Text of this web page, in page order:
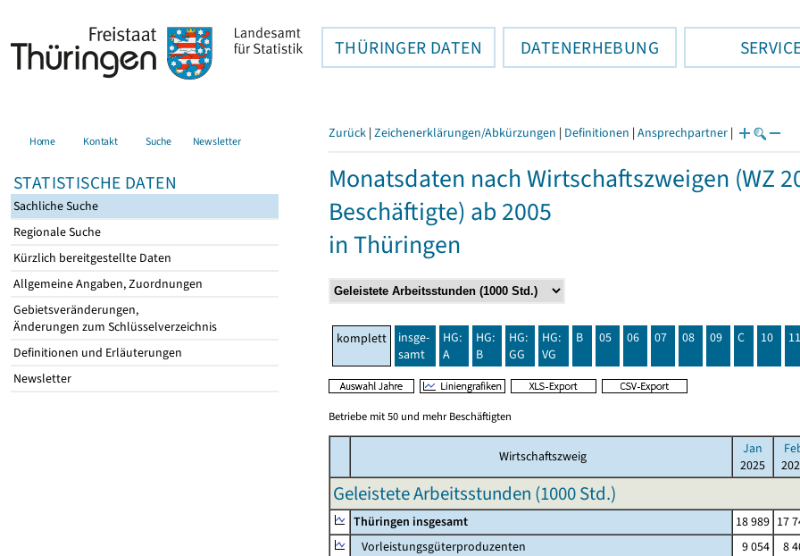
THÜRINGER DATEN DATENERHEBUNG
Home Kontakt Suche Newsletter
STATISTISCHE DATEN
Sachliche Suche
Regionale Suche
Kürzlich bereitgestellte Daten
Allgemeine Angaben, Zuordnungen
Gebietsveränderungen,
Änderungen zum Schlüsselverzeichnis
Definitionen und Erläuterungen
Newsletter
Zurück | Zeichenerklärungen/Abkürzungen | Definitionen | Ansprechpartner |
Monatsdaten nach Wirtschaftszweigen (WZ
Beschäftigte) ab 2005
in Thüringen
komplett
insge-
samt
HG:
A
HG:
B
HG:
GG
HG:
VG
B 05 06 07 08 09 C 10 11
Betriebe mit 50 und mehr Beschäftigten
Wirtschaftszweig
Jan
2025
Geleistete Arbeitsstunden (1000 Std.)
Thüringen insgesamt 18 989 17
Vorleistungsgüterproduzenten
9 054 8